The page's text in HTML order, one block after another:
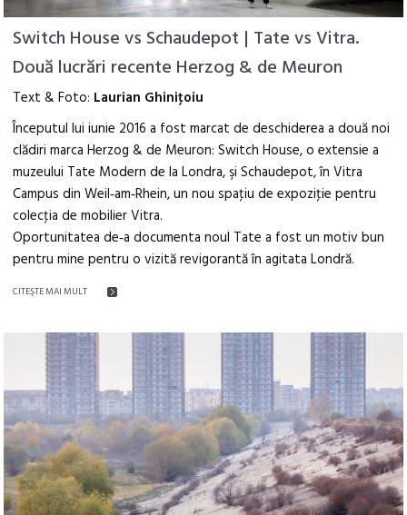
Switch House vs Schaudepot | Tate vs Vitra.
Două lucrări recente Herzog & de Meuron
Text & Foto: Laurian Ghiniţoiu
Începutul lui iunie 2016 a fost marcat de deschiderea a două noi
clădiri marca Herzog & de Meuron: Switch House, o extensie a
muzeului Tate Modern de la Londra, şi Schaudepot, în Vitra
Campus din Weil‑am‑Rhein, un nou spaţiu de expoziţie pentru
colecţia de mobilier Vitra.
Oportunitatea de‑a documenta noul Tate a fost un motiv bun
pentru mine pentru o vizită revigorantă în agitata Londră.
CITEŞTE MAI MULT